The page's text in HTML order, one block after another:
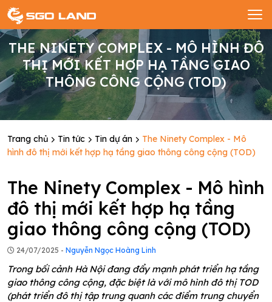
THE NINETY COMPLEX - MÔ HÌNH ĐÔ
THỊ MỚI KẾT HỢP HẠ TẦNG GIAO
THÔNG CÔNG CỘNG (TOD)
Trang chủ Tin tức Tin dự án
The Ninety Complex - Mô
hình đô thị mới kết hợp hạ tầng giao thông công cộng (TOD)
The Ninety Complex - Mô hình
đô thị mới kết hợp hạ tầng
giao thông công cộng (TOD)
24/07/2025 - Nguyễn Ngọc Hoàng Linh
Trong bối cảnh Hà Nội đang đẩy mạnh phát triển hạ tầng
giao thông công cộng, đặc biệt là với mô hình đô thị TOD
(phát triển đô thị tập trung quanh các điểm trung chuyển